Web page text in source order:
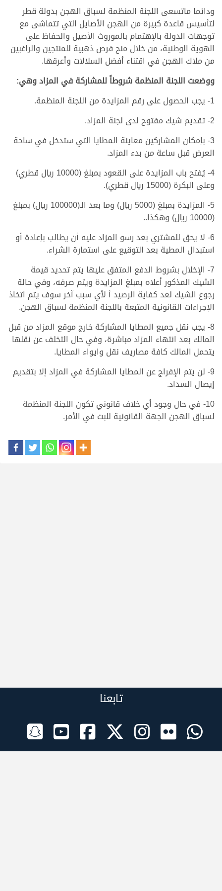
ودائما ماتسعى اللجنة المنظمة لسباق الهجن بدولة قطر
لتأسيس قاعدة كبيرة من الهجن الأصايل التي تتماشى مع
توجهات الدولة بالإهتمام بالموروث الأصيل والحفاظ على
الهوية الوطنية، من خلال منح فرص ذهبية للمنتجين والراغبين
من ملاك الهجن في اقتناء أفضل السلالات وأعرقها.
ووضعت اللجنة المنظمة شروطاً للمشاركة في المزاد وهي:
1- يجب الحصول على رقم المزايدة من اللجنة المنظمة.
2- تقديم شيك مفتوح لدى لجنة المزاد.
3- بإمكان المشاركين معاينة المطايا التي ستدخل في ساحة
العرض قبل ساعة من بدء المزاد.
4- يُفتح باب المزايدة على القعود بمبلغ (10000 ريال قطري)
وعلى البكرة (15000 ريال قطري).
5- المزايدة بمبلغ (5000 ريال) وما بعد الـ(100000 ريال) بمبلغ
(10000 ريال) وهكذا..
6- لا يحق للمشتري بعد رسو المزاد عليه أن يطالب بإعادة أو
استبدال المطية بعد التوقيع على استمارة الشراء.
7- الإخلال بشروط الدفع المتفق عليها يتم تحديد قيمة
الشيك المذكور أعلاه بمبلغ المزايدة ويتم صرفه، وفي حالة
رجوع الشيك لعد كفاية الرصيد أ لأي سبب آخر سوف يتم اتخاذ
الإجراءات القانونية المتبعة باللجنة المنظمة لسباق الهجن.
8- يجب نقل جميع المطايا المشاركة خارج موقع المزاد من قبل
المالك بعد انتهاء المزاد مباشرة، وفي حال التخلف عن نقلها
يتحمل المالك كافة مصاريف نقل وايواء المطايا.
9- لن يتم الإفراج عن المطايا المشاركة في المزاد إلا بتقديم
إيصال السداد.
10- في حال وجود أي خلاف قانوني تكون اللجنة المنظمة
لسباق الهجن الجهة القانونية للبت في الأمر.
تابعنا